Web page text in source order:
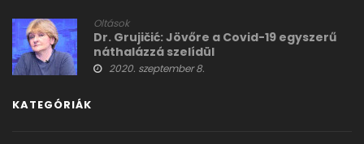
Oltások
Dr. Grujičić: Jövőre a Covid-19 egyszerű
náthalázzá szelídül
2020. szeptember 8.
KATEGÓRIÁK